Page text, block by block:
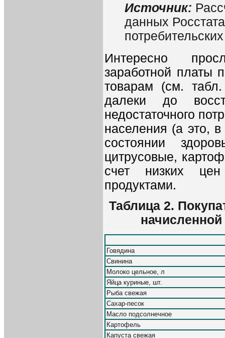
Источник:
данных
Интересно
заработной платы
товарам (см.
далеки до
недостаточного
населения (а это,
состоянии
цитрусовые,
счет низких
продуктами.
Таблица 2.
Говядина
Свинина
Молоко цельное, л
Яйца куриные, шт.
Рыба свежая
Сахар-песок
Масло подсолнечное
Картофель
Капуста свежая